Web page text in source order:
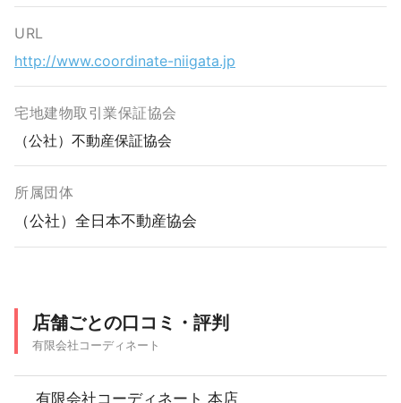
URL
http://www.coordinate-niigata.jp
宅地建物取引業保証協会
（公社）不動産保証協会
所属団体
（公社）全日本不動産協会
店舗ごとの口コミ・評判
有限会社コーディネート
有限会社コーディネート 本店